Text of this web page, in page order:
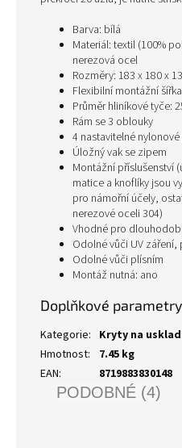
Barva: bílá
Materiál: textil (100%
nerezová ocel
Rozměry: 183 x 180 x
Flexibilní montážní
Průměr hliníkové tyče:
Rám se 3 oblouky
4 nastavitelné
Úložný vak se zipem
Montážní příslušenství
matice a knoflíky jsou
pro námořní účely,
nerezové oceli 304)
Vhodné pro
Odolné vůči UV
Odolné vůči plísním
Montáž nutná: ano
Doplňkové parametry
Kategorie: Kryty na
Hmotnost:
7.45 kg
EAN: 8719883830148
PODOBNÉ (4)